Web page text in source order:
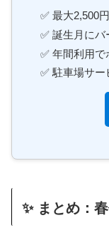
✅ 最大2,500
✅ 誕生月にバ
✅ 年間利用で
✅ 駐車場サー
✨ まとめ：